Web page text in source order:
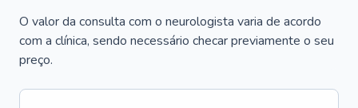
O valor da consulta com o neurologista varia de acordo
com a clínica, sendo necessário checar previamente o seu
preço.